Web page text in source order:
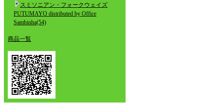
スミソニアン・フォークウェイズ
PUTUMAYO distributed by Office
Sambinha(54)
商品一覧